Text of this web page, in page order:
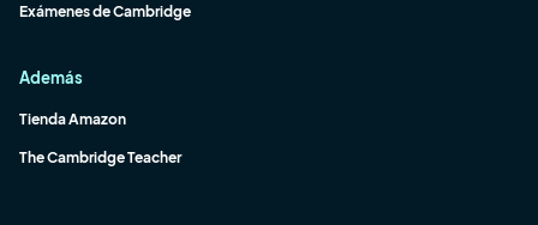
Exámenes de Cambridge
Además
Tienda Amazon
The Cambridge Teacher